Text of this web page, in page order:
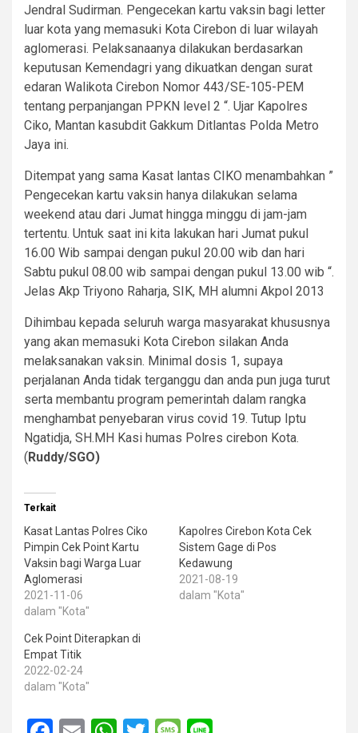
Jendral Sudirman. Pengecekan kartu vaksin bagi letter
luar kota yang memasuki Kota Cirebon di luar wilayah
aglomerasi. Pelaksanaanya dilakukan berdasarkan
keputusan Kemendagri yang dikuatkan dengan surat
edaran Walikota Cirebon Nomor 443/SE-105-PEM
tentang perpanjangan PPKN level 2 “. Ujar Kapolres
Ciko, Mantan kasubdit Gakkum Ditlantas Polda Metro
Jaya ini.
Ditempat yang sama Kasat lantas CIKO menambahkan ”
Pengecekan kartu vaksin hanya dilakukan selama
weekend atau dari Jumat hingga minggu di jam-jam
tertentu. Untuk saat ini kita lakukan hari Jumat pukul
16.00 Wib sampai dengan pukul 20.00 wib dan hari
Sabtu pukul 08.00 wib sampai dengan pukul 13.00 wib “.
Jelas Akp Triyono Raharja, SIK, MH alumni Akpol 2013
Dihimbau kepada seluruh warga masyarakat khususnya
yang akan memasuki Kota Cirebon silakan Anda
melaksanakan vaksin. Minimal dosis 1, supaya
perjalanan Anda tidak terganggu dan anda pun juga turut
serta membantu program pemerintah dalam rangka
menghambat penyebaran virus covid 19. Tutup Iptu
Ngatidja, SH.MH Kasi humas Polres cirebon Kota.
(Ruddy/SGO)
Terkait
Kasat Lantas Polres Ciko
Pimpin Cek Point Kartu
Vaksin bagi Warga Luar
Aglomerasi
2021-11-06
dalam "Kota"
Kapolres Cirebon Kota Cek
Sistem Gage di Pos
Kedawung
2021-08-19
dalam "Kota"
Cek Point Diterapkan di
Empat Titik
2022-02-24
dalam "Kota"